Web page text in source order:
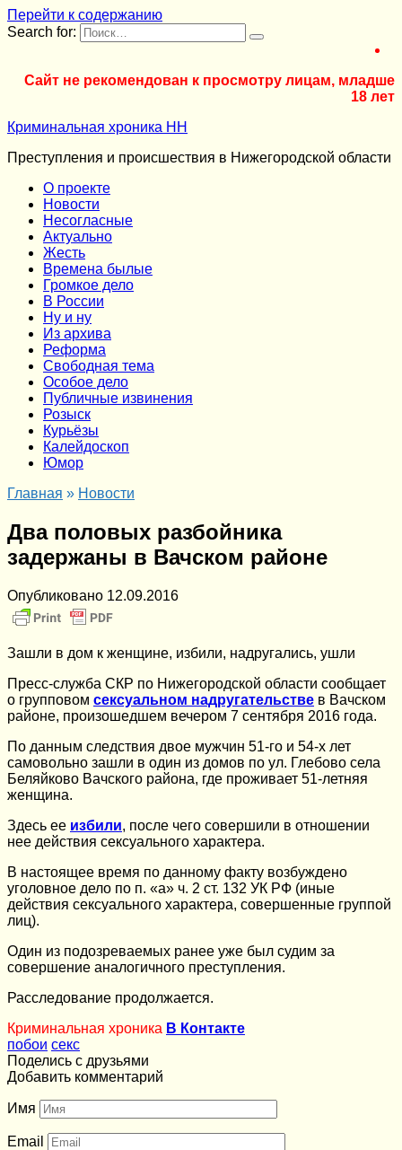
Перейти к содержанию
Search for:
Сайт не рекомендован к просмотру лицам, младше
18 лет
Криминальная хроника НН
Преступления и происшествия в Нижегородской области
О проекте
Новости
Несогласные
Актуально
Жесть
Времена былые
Громкое дело
В России
Ну и ну
Из архива
Реформа
Cвободная тема
Особое дело
Публичные извинения
Розыск
Курьёзы
Калейдоскоп
Юмор
Главная » Новости
Два половых разбойника
задержаны в Вачском районе
Опубликовано 12.09.2016
Зашли в дом к женщине, избили, надругались, ушли
Пресс-служба СКР по Нижегородской области сообщает
о групповом сексуальном надругательстве в Вачском
районе, произошедшем вечером 7 сентября 2016 года.
По данным следствия двое мужчин 51-го и 54-х лет
самовольно зашли в один из домов по ул. Глебово села
Беляйково Вачского района, где проживает 51-летняя
женщина.
Здесь ее избили, после чего совершили в отношении
нее действия сексуального характера.
В настоящее время по данному факту возбуждено
уголовное дело по п. «а» ч. 2 ст. 132 УК РФ (иные
действия сексуального характера, совершенные группой
лиц).
Один из подозреваемых ранее уже был судим за
совершение аналогичного преступления.
Расследование продолжается.
Криминальная хроника В Контакте
побои секс
Поделись с друзьями
Добавить комментарий
Имя
Email